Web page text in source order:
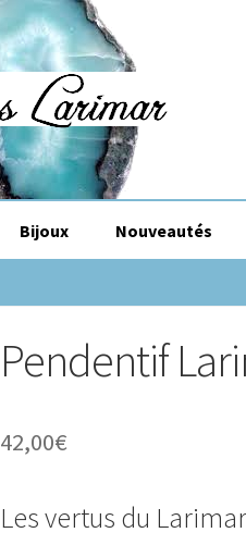
Bijoux Nouveautés
Pendentif
42,00€
Les vertus du